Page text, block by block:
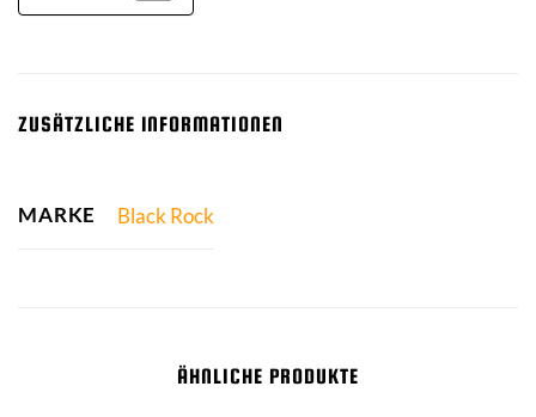
ZUSÄTZLICHE INFORMATIONEN
MARKE Black Rock
ÄHNLICHE PRODUKTE